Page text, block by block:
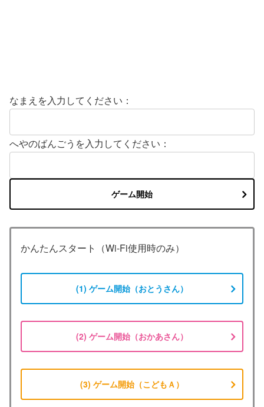
なまえを入力してください：
へやのばんごうを入力してください：
ゲーム開始
かんたんスタート（Wi-Fi使用時のみ）
(1) ゲーム開始（おとうさん）
(2) ゲーム開始（おかあさん）
(3) ゲーム開始（こどもＡ）